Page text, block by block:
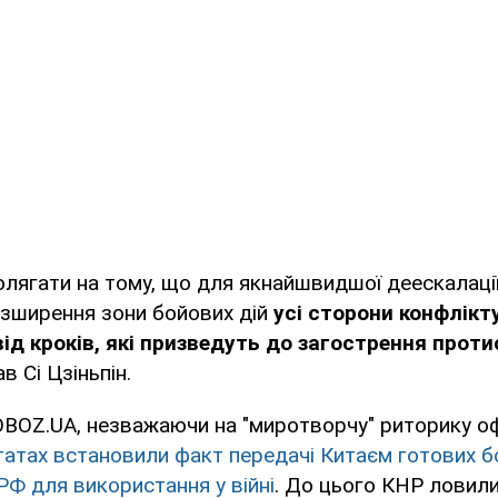
на тому, що для якнайшвидшої деескалації
зони бойових дій усі сторони
кроків, які призведуть до загострення
Сі Цзіньпін.
незважаючи на "миротворчу" риторику
встановили факт передачі Китаєм готових
для використання у війні. До цього КНР